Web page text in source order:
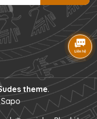
theme.
Sapo